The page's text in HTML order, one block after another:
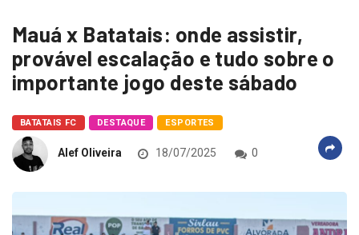
Mauá x Batatais: onde assistir,
provável escalação e tudo sobre o
importante jogo deste sábado
BATATAIS FC DESTAQUE ESPORTES
Alef Oliveira 18/07/2025 0